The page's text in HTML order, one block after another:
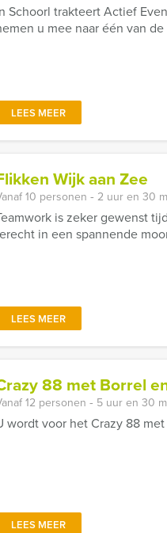
Schoorl trakteert Actief
u mee naar één van de
LEES MEER
Wijk aan Zee
10 personen ‐ 2 uur en 30
is zeker gewenst
in een spannende
LEES MEER
88 met Borrel
12 personen ‐ 5 uur en 30
wordt voor het Crazy 88
LEES MEER